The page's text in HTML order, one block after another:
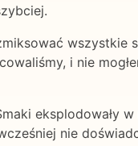
wszystkie
i nie
eksplodowały
nie